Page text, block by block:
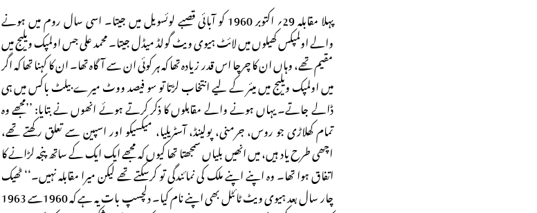
پہلا مقابلہ 29؍ اکتوبر 1960 کو آبائی قصبے لوئسویل میں جیتا۔ اسی سال روم میں ہونے
والے اولمپکس کھیلوں میں لائٹ ہیوی ویٹ گولڈ میڈل جیتا۔ محمد علی جس اولمپک ویلیج میں
مقیم تھے، وہاں ان کا چرچا اس قدر زیادہ تھا کہ ہر کوئی ان سے آگاہ تھا۔ ان کا کہنا تھا کہ اگر
میں اولمپک ویلیج میں میئر کے لیے انتخاب لڑتا تو سو فیصد ووٹ میرے بیلٹ باکس میں ہی
ڈالے جاتے۔ یہاں ہونے والے مقابلوں کا ذکر کرتے ہوئے انھوں نے بتایا: ’’مجھے وہ
تمام کھلاڑی جو روس، جرمنی، پولینڈ، آسٹریلیا، میکسیکو اور اسپین سے تعلق رکھتے تھے،
اچھی طرح یاد ہیں، میں انھیں بلیاں سمجھتا تھا کیوں کہ مجھے ایک ایک کے ساتھ پنجہ لڑانے کا
اتفاق ہوا تھا۔ وہ اپنے اپنے ملک کی نمائندگی تو کرسکتے تھے لیکن میرا مقابلہ نہیں۔‘‘ ٹھیک
چار سال بعد ہیوی ویٹ ٹائٹل بھی اپنے نام کیا۔ دلچسپ بات یہ ہے کہ 1960سے 1963